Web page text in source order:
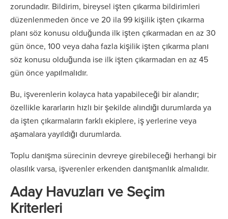
zorundadır. Bildirim, bireysel işten çıkarma bildirimleri
düzenlenmeden önce ve 20 ila 99 kişilik işten çıkarma
planı söz konusu olduğunda ilk işten çıkarmadan en az 30
gün önce, 100 veya daha fazla kişilik işten çıkarma planı
söz konusu olduğunda ise ilk işten çıkarmadan en az 45
gün önce yapılmalıdır.
Bu, işverenlerin kolayca hata yapabileceği bir alandır;
özellikle kararların hızlı bir şekilde alındığı durumlarda ya
da işten çıkarmaların farklı ekiplere, iş yerlerine veya
aşamalara yayıldığı durumlarda.
Toplu danışma sürecinin devreye girebileceği herhangi bir
olasılık varsa, işverenler erkenden danışmanlık almalıdır.
Aday Havuzları ve Seçim
Kriterleri